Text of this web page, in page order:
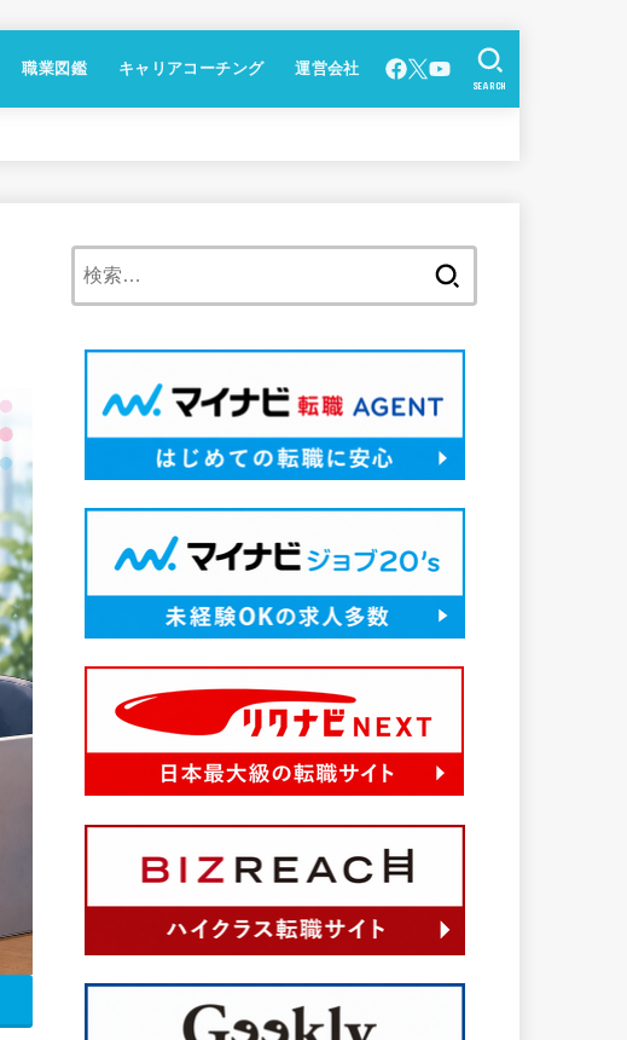
職業図鑑 キャリアコーチング 運営会社
SEARCH